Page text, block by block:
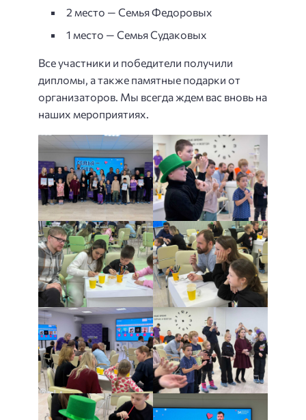
2 место — Семья Федоровых
1 место — Семья Судаковых
Все участники и победители получили
дипломы, а также памятные подарки от
организаторов. Мы всегда ждем вас вновь на
наших мероприятиях.